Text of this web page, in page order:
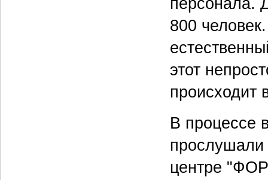
персонала.
800
этот
происходит
В процессе
прослушали
центре